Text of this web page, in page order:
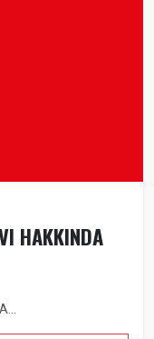
HAKKINDA